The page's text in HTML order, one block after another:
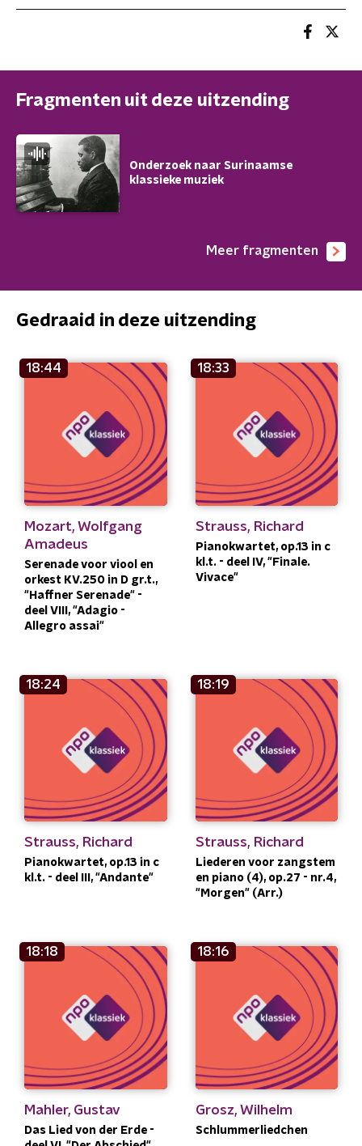
Fragmenten uit deze uitzending
Onderzoek naar Surinaamse
klassieke muziek
Meer fragmenten
Gedraaid in deze uitzending
18:44
Mozart, Wolfgang
Amadeus
Serenade voor viool en
orkest KV.250 in D gr.t.,
"Haffner Serenade" -
deel VIII, "Adagio -
Allegro assai"
18:33
Strauss, Richard
Pianokwartet, op.13 in c
kl.t. - deel IV, "Finale.
Vivace"
18:24
Strauss, Richard
Pianokwartet, op.13 in c
kl.t. - deel III, "Andante"
18:19
Strauss, Richard
Liederen voor zangstem
en piano (4), op.27 - nr.4,
"Morgen" (Arr.)
18:18
Mahler, Gustav
Das Lied von der Erde -
18:16
Grosz, Wilhelm
Schlummerliedchen